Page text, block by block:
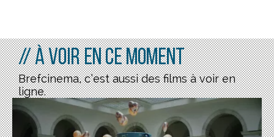
// À voir en ce moment
Brefcinema, c’est aussi des films à voir en
ligne.